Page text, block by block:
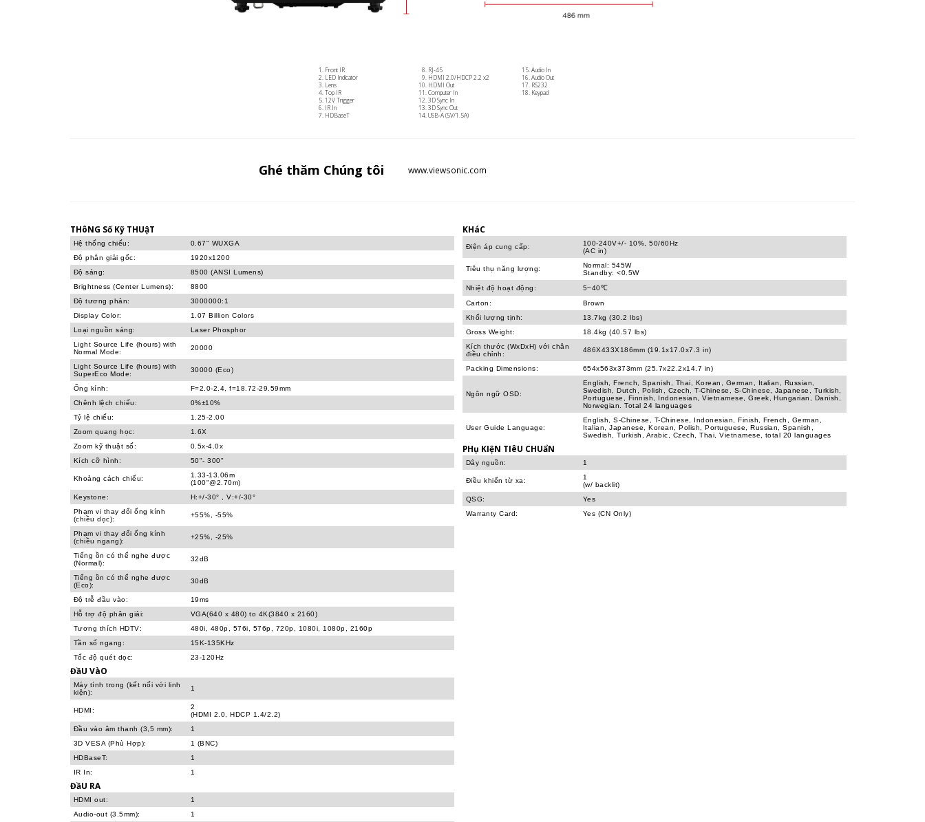
Front IR
LED Indicator
Lens
Top IR
12V Trigger
IR In
HDBaseT
RJ-45
HDMI 2.0/HDCP 2.2 x2
HDMI Out
Computer In
3D Sync In
3D Sync Out
USB-A (5V/1.5A)
Audio In
Audio Out
RS232
Keypad
Ghé thăm Chúng tôi www.viewsonic.com
THôNG Số Kỹ THUậT
Hệ thống chiếu:
0.67" WUXGA
Độ phân giải gốc:
1920x1200
Độ sáng:
8500 (ANSI Lumens)
Brightness (Center Lumens):
8800
Độ tương phản:
3000000:1
Display Color:
1.07 Billion Colors
Loại nguồn sáng:
Laser Phosphor
Light Source Life (hours) with
Normal Mode:
20000
Light Source Life (hours) with
SuperEco Mode:
30000 (Eco)
Ống kính:
F=2.0-2.4, f=18.72-29.59mm
Chênh lệch chiếu:
0%±10%
Tỷ lệ chiếu:
1.25-2.00
Zoom quang học:
1.6X
Zoom kỹ thuật số:
0.5x-4.0x
Kích cỡ hình:
50"- 300"
Khoảng cách chiếu:
1.33-13.06m
(100"@2.70m)
Keystone:
H:+/-30° , V:+/-30°
Phạm vi thay đổi ống kính
(chiều dọc):
+55%, -55%
Phạm vi thay đổi ống kính
(chiều ngang):
+25%, -25%
Tiếng ồn có thể nghe được
(Normal):
32dB
Tiếng ồn có thể nghe được
(Eco):
30dB
Độ trễ đầu vào:
19ms
Hỗ trợ độ phân giải:
VGA(640 x 480) to 4K(3840 x 2160)
Tương thích HDTV:
480i, 480p, 576i, 576p, 720p, 1080i, 1080p, 2160p
Tần số ngang:
15K-135KHz
Tốc độ quét dọc:
23-120Hz
ĐầU VàO
Máy tính trong (kết nối với linh
kiện):
1
HDMI:
2
(HDMI 2.0, HDCP 1.4/2.2)
Đầu vào âm thanh (3,5 mm):
1
3D VESA (Phù Hợp):
1 (BNC)
HDBaseT:
1
IR In:
1
ĐầU RA
HDMI out:
1
Audio-out (3.5mm):
1
KHáC
Điện áp cung cấp:
100-240V+/- 10%, 50/60Hz
(AC in)
Tiêu thụ năng lượng:
Normal: 545W
Standby: <0.5W
Nhiệt độ hoạt động:
5~40℃
Carton:
Brown
Khối lượng tịnh:
13.7kg (30.2 lbs)
Gross Weight:
18.4kg (40.57 lbs)
Kích thước (WxDxH) với chân
điều chỉnh:
486X433X186mm (19.1x17.0x7.3 in)
Packing Dimensions: 654x563x373mm (25.7x22.2x14.7 in)
Ngôn ngữ OSD:
English, French, Spanish, Thai, Korean, German, Italian, Russian,
Swedish, Dutch, Polish, Czech, T-Chinese, S-Chinese, Japanese, Turkish,
Portuguese, Finnish, Indonesian, Vietnamese, Greek, Hungarian, Danish,
Norwegian. Total 24 languages
User Guide Language:
English, S-Chinese, T-Chinese, Indonesian, Finish, French, German,
Italian, Japanese, Korean, Polish, Portuguese, Russian, Spanish,
Swedish, Turkish, Arabic, Czech, Thai, Vietnamese, total 20 languages
PHụ KIệN TIêU CHUẩN
Dây nguồn: 1
Điều khiển từ xa:
1
(w/ backlit)
QSG:
Yes
Warranty Card:
Yes (CN Only)